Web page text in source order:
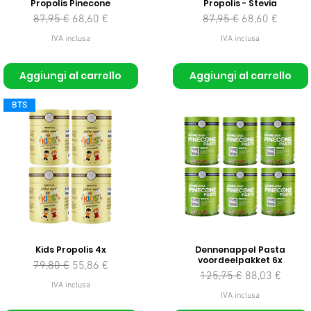
Propolis Pinecone
Prezzo regolare
87,95 € Prezzo scontato
68,60 €
IVA inclusa
Aggiungi al carrello
Propolis - Stevia
Prezzo regolare
87,95 € Prezzo scontato
68,60 €
IVA inclusa
Aggiungi al carrello
BTS
Kids Propolis 4x
Prezzo regolare
79,80 € Prezzo scontato
55,86 €
IVA inclusa
Dennenappel Pasta
voordeelpakket 6x
Prezzo regolare
125,75 € Prezzo
88,03 €
IVA inclusa